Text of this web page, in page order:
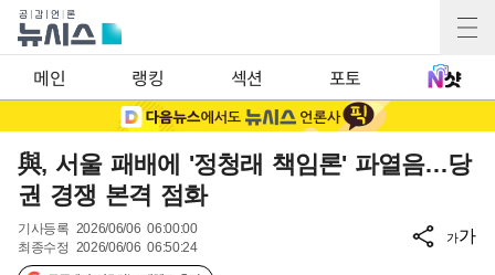
메인 랭킹 섹션 포토
與, 서울 패배에 '정청래 책임론' 파열음…당
권 경쟁 본격 점화
기사등록 2026/06/06 06:00:00
최종수정 2026/06/06 06:50:24
가가